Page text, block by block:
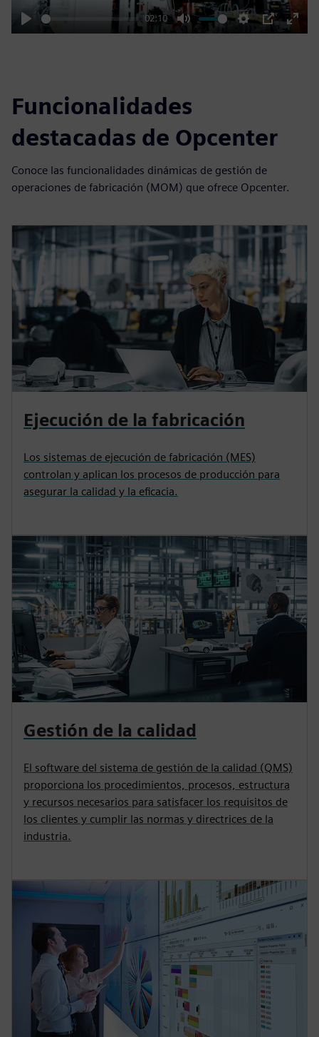
Play
02:10
Mute Settings
PIP
Enter
Funcionalidades
destacadas de Opcenter
Conoce las funcionalidades dinámicas de gestión de
operaciones de fabricación (MOM) que ofrece Opcenter.
Ejecución de la fabricación
Los sistemas de ejecución de fabricación (MES)
controlan y aplican los procesos de producción para
asegurar la calidad y la eficacia.
Gestión de la calidad
El software del sistema de gestión de la calidad (QMS)
proporciona los procedimientos, procesos, estructura
y recursos necesarios para satisfacer los requisitos de
los clientes y cumplir las normas y directrices de la
industria.